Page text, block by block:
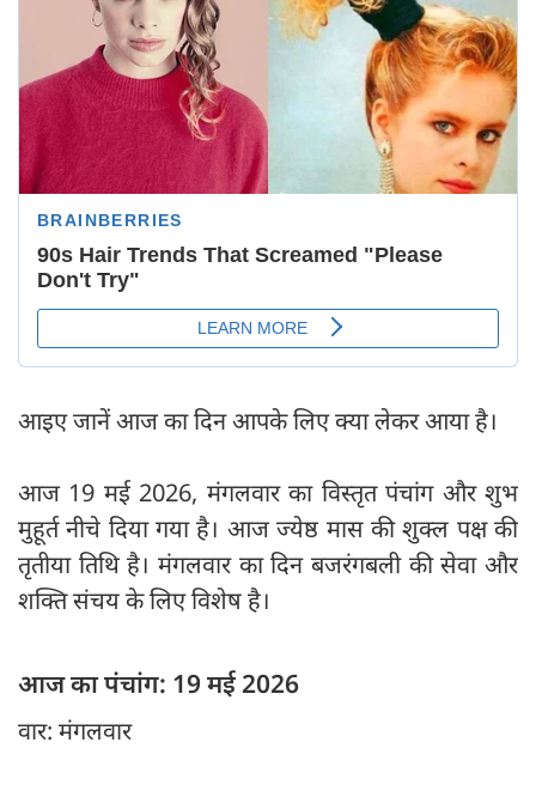
आइए जानें आज का दिन आपके लिए क्या लेकर आया है।
आज 19 मई 2026, मंगलवार का विस्तृत पंचांग और शुभ
मुहूर्त नीचे दिया गया है। आज ज्येष्ठ मास की शुक्ल पक्ष की
तृतीया तिथि है। मंगलवार का दिन बजरंगबली की सेवा और
शक्ति संचय के लिए विशेष है।
आज का पंचांग: 19 मई 2026
वार: मंगलवार